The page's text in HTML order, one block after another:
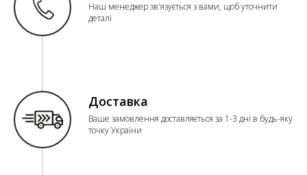
Наш менеджер зв'язується з вами, щоб уточнити
деталі
Доставка
Ваше замовлення доставляється за 1-3 дні в будь-яку
точку України